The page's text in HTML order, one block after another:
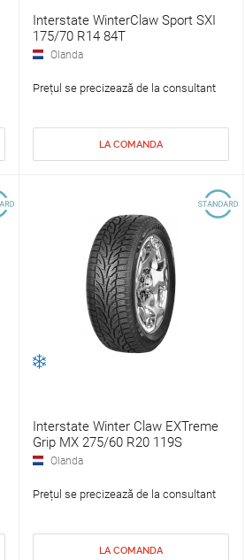
Interstate WinterClaw Sport SXI
175/70 R14 84T
Olanda
Prețul se precizează de la consultant
LA COMANDA
Interstate Winter Claw EXTreme
Grip MX 275/60 R20 119S
Olanda
Prețul se precizează de la consultant
LA COMANDA